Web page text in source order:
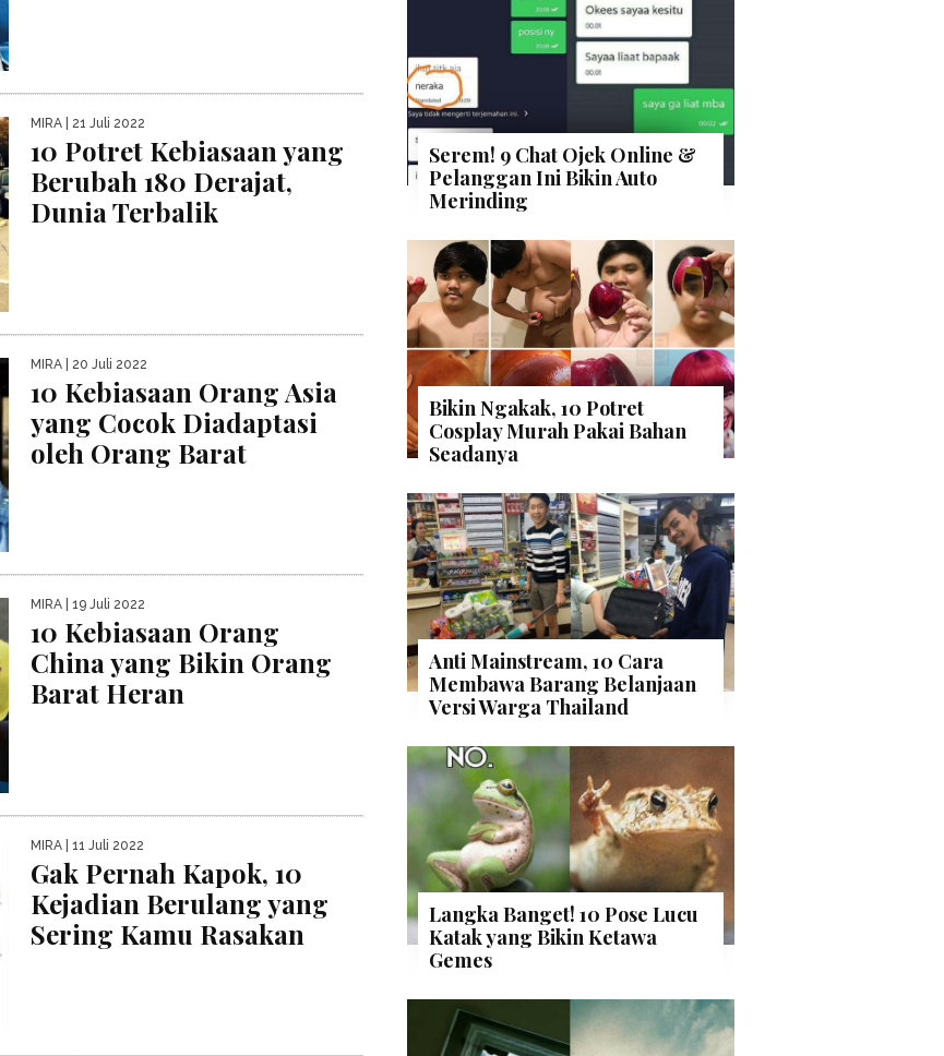
MIRA | 21 Juli 2022
10 Potret Kebiasaan yang
Berubah 180 Derajat,
Dunia Terbalik
MIRA | 20 Juli 2022
10 Kebiasaan Orang Asia
yang Cocok Diadaptasi
oleh Orang Barat
MIRA | 19 Juli 2022
10 Kebiasaan Orang
China yang Bikin Orang
Barat Heran
MIRA | 11 Juli 2022
Gak Pernah Kapok, 10
Kejadian Berulang yang
Sering Kamu Rasakan
Serem! 9 Chat Ojek Online &
Pelanggan Ini Bikin Auto
Merinding
Bikin Ngakak, 10 Potret
Cosplay Murah Pakai Bahan
Seadanya
Anti Mainstream, 10 Cara
Membawa Barang Belanjaan
Versi Warga Thailand
Langka Banget! 10 Pose Lucu
Katak yang Bikin Ketawa
Gemes